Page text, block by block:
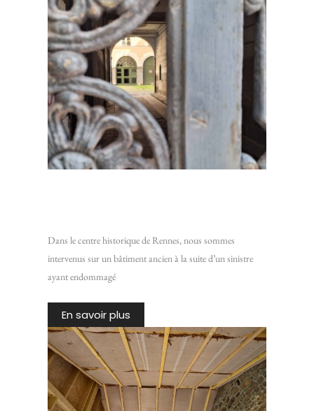
Dans le centre historique de Rennes, nous sommes
intervenus sur un bâtiment ancien à la suite d’un sinistre
ayant endommagé
En savoir plus